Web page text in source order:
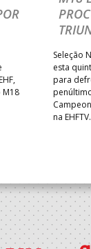
M18
Seleção
esta
para
na EHFTV.